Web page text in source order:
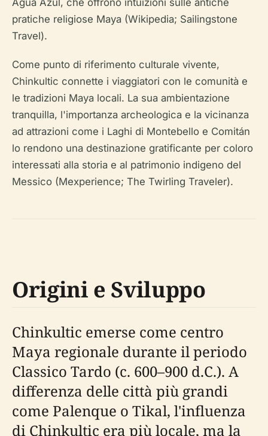
Agua Azul, che offrono intuizioni sulle antiche
pratiche religiose Maya (Wikipedia; Sailingstone
Travel).
Come punto di riferimento culturale vivente,
Chinkultic connette i viaggiatori con le comunità e
le tradizioni Maya locali. La sua ambientazione
tranquilla, l'importanza archeologica e la vicinanza
ad attrazioni come i Laghi di Montebello e Comitán
lo rendono una destinazione gratificante per coloro
interessati alla storia e al patrimonio indigeno del
Messico (Mexperience; The Twirling Traveler).
Origini e Sviluppo
Chinkultic emerse come centro
Maya regionale durante il periodo
Classico Tardo (c. 600–900 d.C.). A
differenza delle città più grandi
come Palenque o Tikal, l'influenza
di Chinkultic era più locale, ma la